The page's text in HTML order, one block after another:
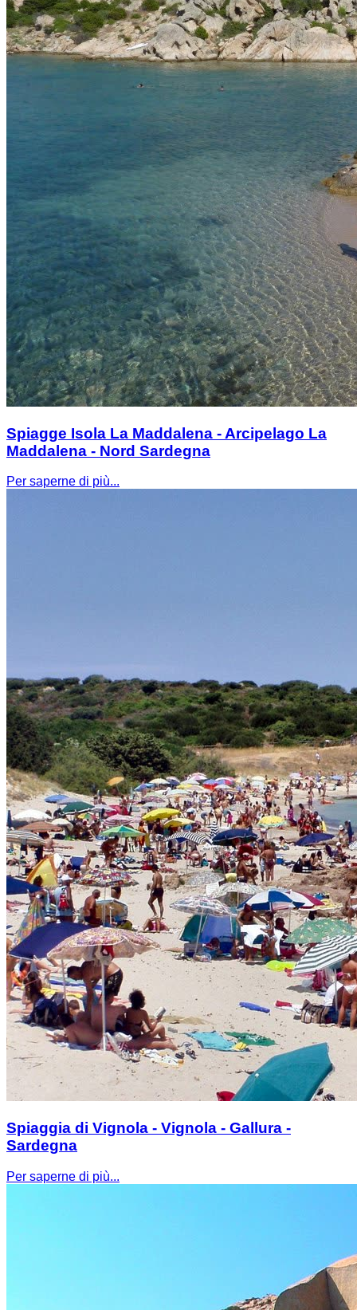
Spiagge Isola La Maddalena - Arcipelago La
Maddalena - Nord Sardegna
Per saperne di più...
Spiaggia di Vignola - Vignola - Gallura -
Sardegna
Per saperne di più...